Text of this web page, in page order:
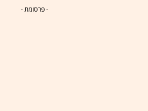
- פרסומת -